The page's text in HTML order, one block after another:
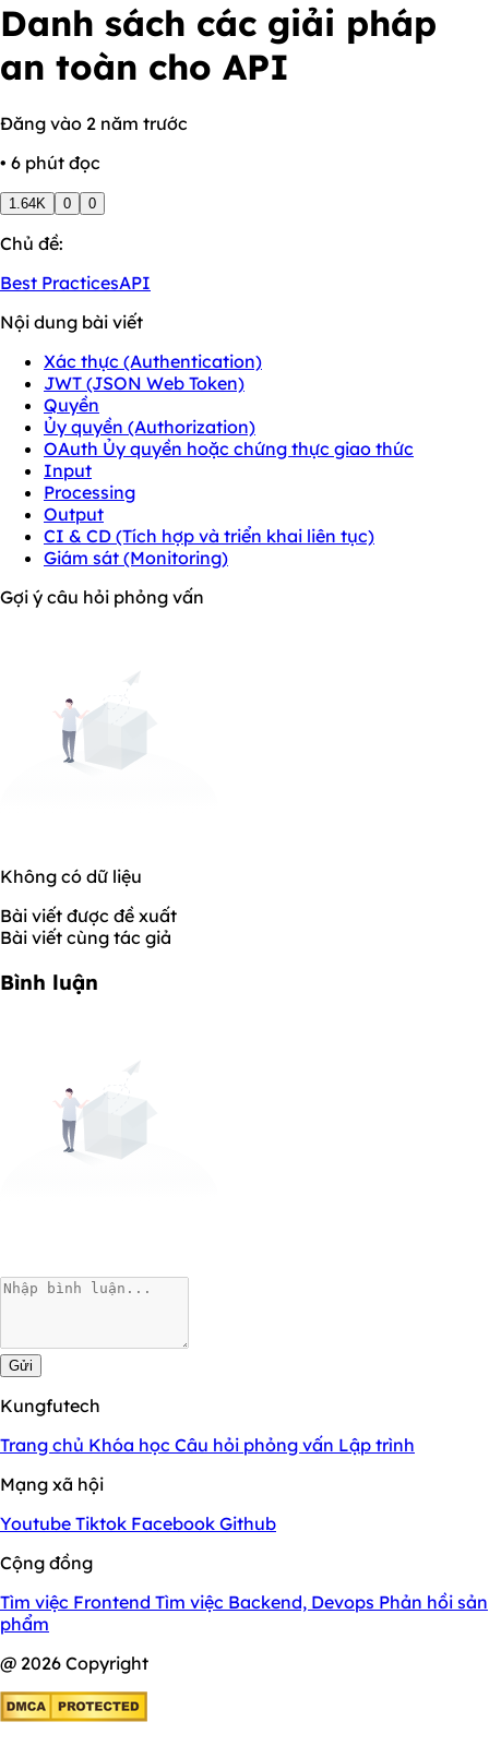
Danh sách các giải pháp
an toàn cho API
Đăng vào 2 năm trước
• 6 phút đọc
1.64K 0 0
Chủ đề:
Best PracticesAPI
Nội dung bài viết
Xác thực (Authentication)
JWT (JSON Web Token)
Quyền
Ủy quyền (Authorization)
OAuth Ủy quyền hoặc chứng thực giao thức
Input
Processing
Output
CI & CD (Tích hợp và triển khai liên tục)
Giám sát (Monitoring)
Gợi ý câu hỏi phỏng vấn
Không có dữ liệu
Bài viết được đề xuất
Bài viết cùng tác giả
Bình luận
Gửi
Kungfutech
Trang chủ Khóa học Câu hỏi phỏng vấn Lập trình
Mạng xã hội
Youtube Tiktok Facebook Github
Cộng đồng
Tìm việc Frontend Tìm việc Backend, Devops Phản hồi sản
phẩm
@ 2026 Copyright